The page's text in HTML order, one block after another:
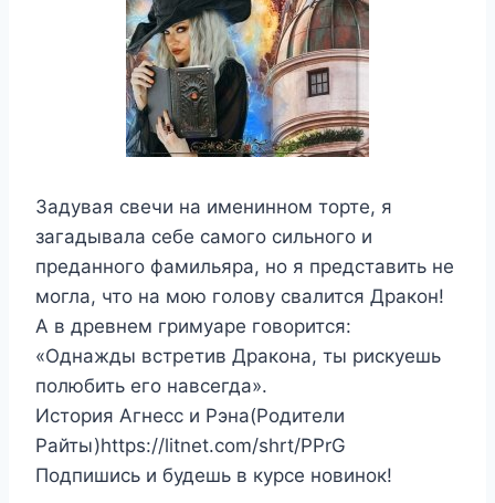
Задувая свечи на именинном торте, я
загадывала себе самого сильного и
преданного фамильяра, но я представить не
могла, что на мою голову свалится Дракон!
А в древнем гримуаре говорится:
«Однажды встретив Дракона, ты рискуешь
полюбить его навсегда».
История Агнесс и Рэна(Родители
Райты)https://litnet.com/shrt/PPrG
Подпишись и будешь в курсе новинок!